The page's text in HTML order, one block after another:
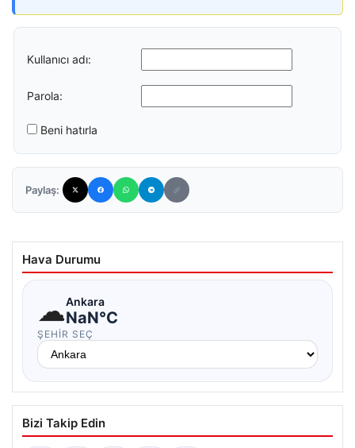
Kullanıcı adı:
Parola:
Beni hatırla
Paylaş:
Hava Durumu
☁Ankara
NaN°C
ŞEHIR SEÇ
Bizi Takip Edin